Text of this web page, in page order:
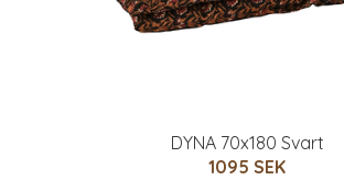
DYNA 70x180 Svart
1095 SEK